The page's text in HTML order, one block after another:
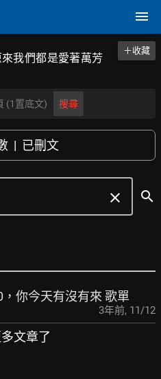
我們都是愛著萬芳
＋收藏
(1置底文) 搜尋
| 已刪文
clear search
你今天有沒有來 歌單
3年前, 11/12
文章了